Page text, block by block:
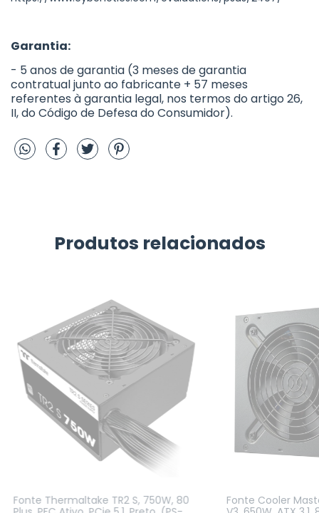
Garantia:
- 5 anos de garantia (3 meses de garantia
contratual junto ao fabricante + 57 meses
referentes à garantia legal, nos termos do artigo 26,
II, do Código de Defesa do Consumidor).
Produtos relacionados
Fonte Thermaltake TR2 S, 750W, 80
Fonte Cooler